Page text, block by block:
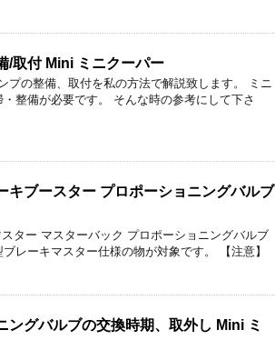
/取付 Mini ミニクーパー
プの整備、取付を私の方法で解説致します。 ミニ
整備が必要です。 そんな時の参考にして下さ
キブースター プロポーショニングバルブ
ター マスターバック プロポーショニングバルブ
レーキマスター仕様の物が対象です。 【注意】
ングバルブの交換時期、取外し Mini ミ